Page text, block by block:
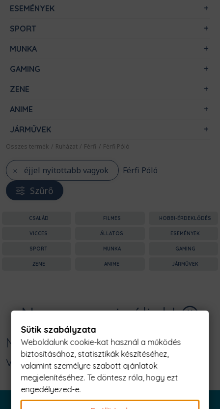
ESEMÉNYEK
SPORT
MUNKA
GAMING
ZENE
ANIME
JÁRMŰVEK
Összes termék / Ruházat / Férfi / Férfi Póló
éjjel nyitottabb vagyok Férfi Póló
Szűrő
CSALÁD FILMES HOBBI-ÉRDEKLŐDÉS
VICCES ÁLLATOS ESEMÉNYEK
SPORT MUNKA GAMING
ZENE ANIME JÁRMŰVEK
Nagyon sajnáljuk! 😥
Nincs találat erre: "éjjel nyitottabb
vagyok Férfi Póló"
Sütik szabályzata
Weboldalunk cookie-kat használ a működés
biztosításához, statisztikák készítéséhez,
valamint személyre szabott ajánlatok
megjelenítéséhez. Te döntesz róla, hogy ezt
engedélyezed-e.